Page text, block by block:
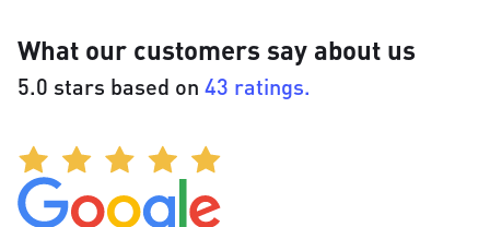
What our customers say about us
5.0 stars based on 43 ratings.